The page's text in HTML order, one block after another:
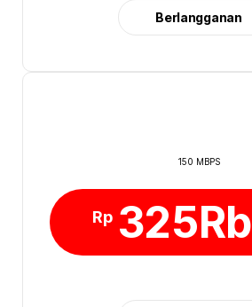
Berlangganan
150 MBPS
Rp 325Rb